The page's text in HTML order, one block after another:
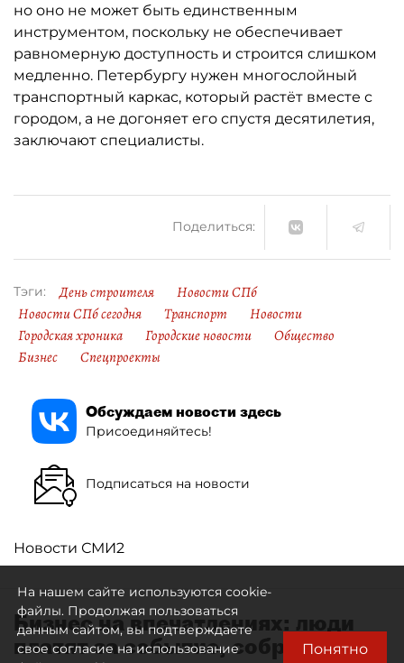
но оно не может быть единственным
инструментом, поскольку не обеспечивает
равномерную доступность и строится слишком
медленно. Петербургу нужен многослойный
транспортный каркас, который растёт вместе с
городом, а не догоняет его спустя десятилетия,
заключают специалисты.
Поделиться:
Тэги: День строителя
Новости СПб
Новости СПб сегодня
Транспорт
Новости
Городская хроника
Городские новости
Общество
Бизнес
Спецпроекты
Обсуждаем новости здесь
Присоединяйтесь!
Подписаться на новости
Новости СМИ2
Бизнес на впечатлениях: люди
платят за событие, собранное
На нашем сайте используются cookie-
файлы. Продолжая пользоваться
данным сайтом, вы подтверждаете
свое согласие на использование
Понятно